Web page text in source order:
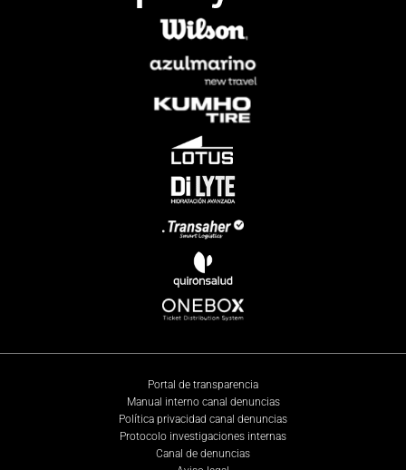
Portal de transparencia
Manual interno canal denuncias
Política privacidad canal denuncias
Protocolo investigaciones internas
Canal de denuncias